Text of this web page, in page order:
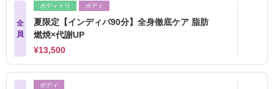
全
員
ボディトリ ボディ
夏限定【インディバ90分】全身徹底ケア 脂肪
燃焼×代謝UP
¥13,500
ボディ